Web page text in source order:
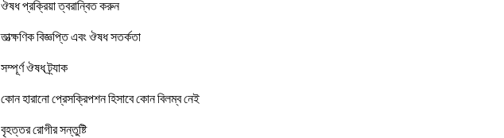
ঔষধ প্রক্রিয়া ত্বরান্বিত করুন
তাত্ক্ষণিক বিজ্ঞপ্তি এবং ঔষধ সতর্কতা
সম্পূর্ণ ঔষধ ট্র্যাক
কোন হারানো প্রেসক্রিপশন হিসাবে কোন বিলম্ব নেই
বৃহত্তর রোগীর সন্তুষ্টি